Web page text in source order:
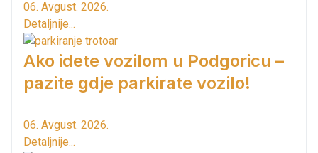
06. Avgust. 2026.
Detaljnije...
Ako idete vozilom u Podgoricu –
pazite gdje parkirate vozilo!
06. Avgust. 2026.
Detaljnije...